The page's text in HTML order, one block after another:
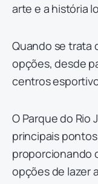
arte e a história
Quando se trata
opções, desde
centros
O Parque do Rio
principais
proporcionando
opções de lazer